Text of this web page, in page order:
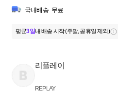
국내배송 무료
평균3일내 배송 시작 (주말, 공휴일 제외)
리플레이
REPLAY